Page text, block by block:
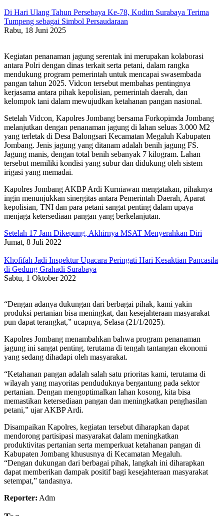
Di Hari Ulang Tahun Persebaya Ke-78, Kodim Surabaya Terima
Tumpeng sebagai Simbol Persaudaraan
Rabu, 18 Juni 2025
Kegiatan penanaman jagung serentak ini merupakan kolaborasi
antara Polri dengan dinas terkait serta petani, dalam rangka
mendukung program pemerintah untuk mencapai swasembada
pangan tahun 2025. Vidcon tersebut membahas pentingnya
kerjasama antara pihak kepolisian, pemerintah daerah, dan
kelompok tani dalam mewujudkan ketahanan pangan nasional.
Setelah Vidcon, Kapolres Jombang bersama Forkopimda Jombang
melanjutkan dengan penanaman jagung di lahan seluas 3.000 M2
yang terletak di Desa Balongsari Kecamatan Megaluh Kabupaten
Jombang. Jenis jagung yang ditanam adalah benih jagung FS.
Jagung manis, dengan total benih sebanyak 7 kilogram. Lahan
tersebut memiliki kondisi yang subur dan didukung oleh sistem
irigasi yang memadai.
Kapolres Jombang AKBP Ardi Kurniawan mengatakan, pihaknya
ingin menunjukkan sinergitas antara Pemerintah Daerah, Aparat
kepolisian, TNI dan para petani sangat penting dalam upaya
menjaga ketersediaan pangan yang berkelanjutan.
Setelah 17 Jam Dikepung, Akhirnya MSAT Menyerahkan Diri
Jumat, 8 Juli 2022
Khofifah Jadi Inspektur Upacara Peringati Hari Kesaktian Pancasila
di Gedung Grahadi Surabaya
Sabtu, 1 Oktober 2022
“Dengan adanya dukungan dari berbagai pihak, kami yakin
produksi pertanian bisa meningkat, dan kesejahteraan masyarakat
pun dapat terangkat,” ucapnya, Selasa (21/1/2025).
Kapolres Jombang menambahkan bahwa program penanaman
jagung ini sangat penting, terutama di tengah tantangan ekonomi
yang sedang dihadapi oleh masyarakat.
“Ketahanan pangan adalah salah satu prioritas kami, terutama di
wilayah yang mayoritas penduduknya bergantung pada sektor
pertanian. Dengan mengoptimalkan lahan kosong, kita bisa
memastikan ketersediaan pangan dan meningkatkan penghasilan
petani,” ujar AKBP Ardi.
Disampaikan Kapolres, kegiatan tersebut diharapkan dapat
mendorong partisipasi masyarakat dalam meningkatkan
produktivitas pertanian serta memperkuat ketahanan pangan di
Kabupaten Jombang khususnya di Kecamatan Megaluh.
“Dengan dukungan dari berbagai pihak, langkah ini diharapkan
dapat memberikan dampak positif bagi kesejahteraan masyarakat
setempat,” tandasnya.
Reporter: Adm